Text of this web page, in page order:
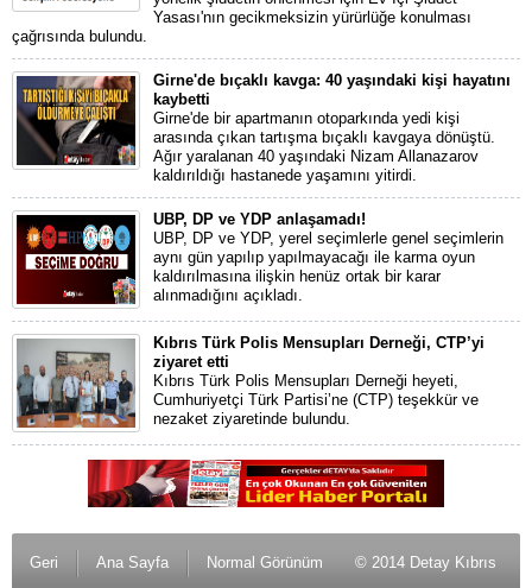
Yasası'nın gecikmeksizin yürürlüğe konulması
çağrısında bulundu.
Girne'de bıçaklı kavga: 40 yaşındaki kişi hayatını
kaybetti
Girne'de bir apartmanın otoparkında yedi kişi
arasında çıkan tartışma bıçaklı kavgaya dönüştü.
Ağır yaralanan 40 yaşındaki Nizam Allanazarov
kaldırıldığı hastanede yaşamını yitirdi.
UBP, DP ve YDP anlaşamadı!
UBP, DP ve YDP, yerel seçimlerle genel seçimlerin
aynı gün yapılıp yapılmayacağı ile karma oyun
kaldırılmasına ilişkin henüz ortak bir karar
alınmadığını açıkladı.
Kıbrıs Türk Polis Mensupları Derneği, CTP’yi
ziyaret etti
Kıbrıs Türk Polis Mensupları Derneği heyeti,
Cumhuriyetçi Türk Partisi’ne (CTP) teşekkür ve
nezaket ziyaretinde bulundu.
Geri Ana Sayfa Normal Görünüm © 2014 Detay Kıbrıs